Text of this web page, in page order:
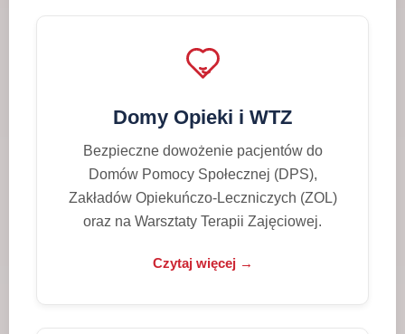
Domy Opieki i WTZ
Bezpieczne dowożenie pacjentów do
Domów Pomocy Społecznej (DPS),
Zakładów Opiekuńczo-Leczniczych (ZOL)
oraz na Warsztaty Terapii Zajęciowej.
Czytaj więcej →